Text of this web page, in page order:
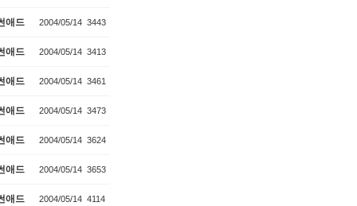
애드 2004/05/14 3443
애드 2004/05/14 3413
애드 2004/05/14 3461
애드 2004/05/14 3473
애드 2004/05/14 3624
애드 2004/05/14 3653
애드 2004/05/14 4114